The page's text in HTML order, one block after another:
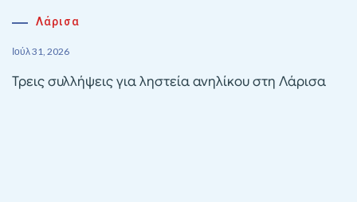
Λάρισα
Ιούλ 31, 2026
Τρεις συλλήψεις για ληστεία ανηλίκου στη Λάρισα